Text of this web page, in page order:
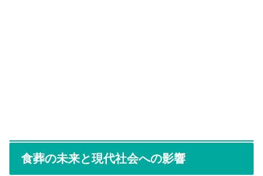
食葬の未来と現代社会への影響